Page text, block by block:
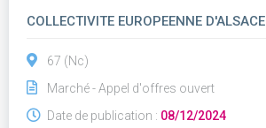
COLLECTIVITE EUROPEENNE D'ALSACE
67 (Nc)
Marché - Appel d'offres ouvert
Date de publication : 08/12/2024